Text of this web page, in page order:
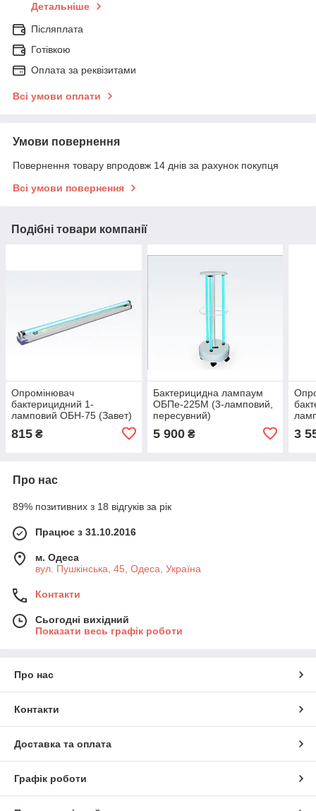
Детальніше
Післяплата
Готівкою
Оплата за реквізитами
Всі умови оплати
Умови повернення
Повернення товару впродовж 14 днів за рахунок покупця
Всі умови повернення
Подібні товари компанії
Опромінювач
бактерицидний 1-
ламповий ОБН-75 (Завет)
815 ₴
Бактерицидна лампаум
ОБПе-225М (3-ламповий,
пересувний)
5 900₴ 3
Про нас
89% позитивних з 18 відгуків за рік
Працює з 31.10.2016
м. Одеса
вул. Пушкінська, 45, Одеса, Україна
Контакти
Сьогодні вихідний
Показати весь графік роботи
Про нас
Контакти
Доставка та оплата
Графік роботи